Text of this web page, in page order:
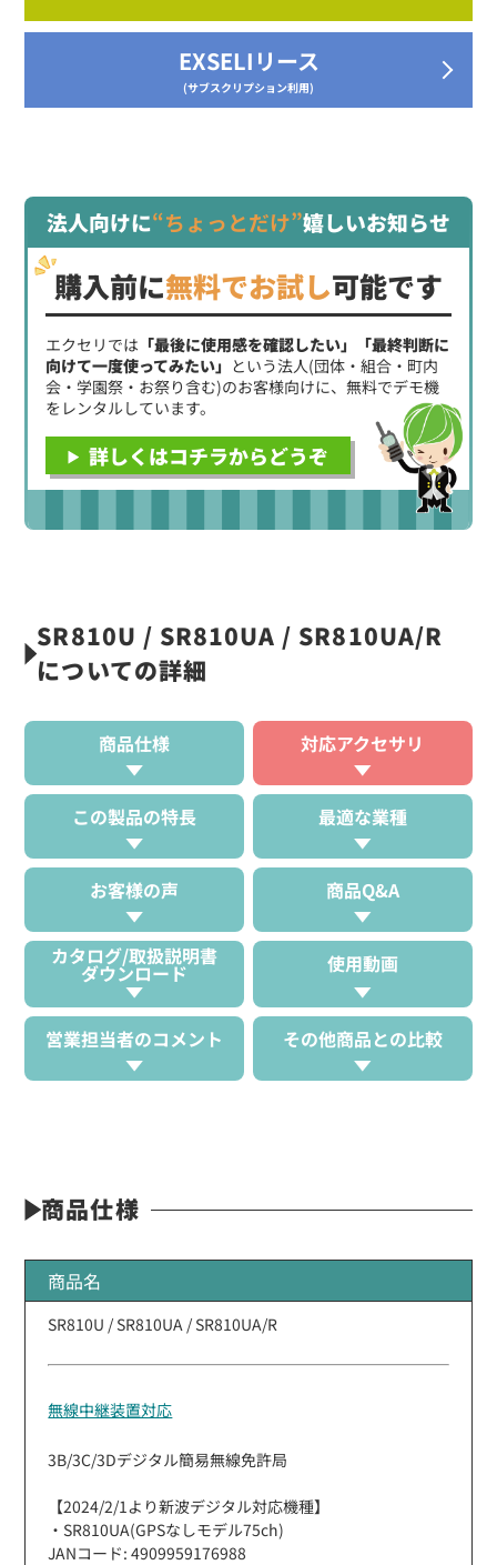
EXSELIリース
(サブスクリプション利用)
法人向けに“ちょっとだけ”嬉しいお知らせ
購入前に無料でお試し可能です
エクセリでは 「最後に使用感を確認したい」「最終判断に
向けて一度使ってみたい」 という法人(団体・組合・町内
会・学園祭・お祭り含む)のお客様向けに、無料でデモ機
をレンタルしています。
詳しくはコチラからどうぞ
SR810U / SR810UA / SR810UA/R
についての詳細
商品仕様 対応アクセサリ
この製品の特長 最適な業種
お客様の声 商品Q&A
カタログ/取扱説明書
ダウンロード 使用動画
営業担当者のコメント その他商品との比較
商品仕様
商品名
SR810U / SR810UA / SR810UA/R
無線中継装置対応
3B/3C/3Dデジタル簡易無線免許局
【2024/2/1より新波デジタル対応機種】
・SR810UA(GPSなしモデル75ch)
JANコード: 4909959176988